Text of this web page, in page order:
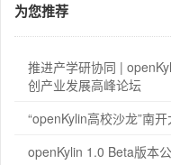
为您推荐
推进产学研协同 |
创产业发展高峰论坛
“openKylin高校沙龙”南
openKylin 1.0 Beta版本公